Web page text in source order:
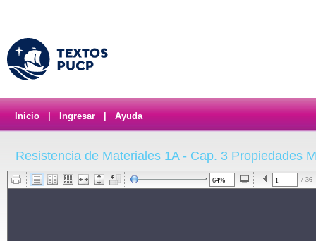
Inicio Ingresar Ayuda
Resistencia de Materiales 1A - Cap. 3 Propiedades
/ 36